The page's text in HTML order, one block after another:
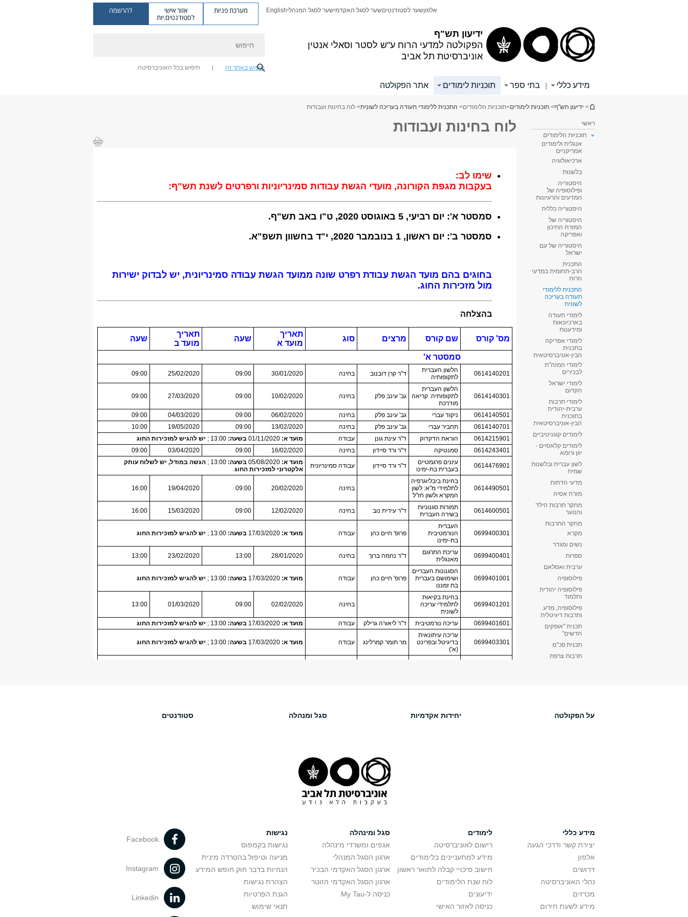
ידיעון תש"ף
הפקולטה למדעי הרוח ע"ש לסטר וסאלי אנטין
אוניברסיטת תל אביב
אלפוןשער לסטודנטיםשער לסגל האקדמישער לסגל המנהליEnglish מערכת פניות אזור אישי
לסטודנטים.יות
להרשמה
חיפוש באתר זה חיפוש בכל האוניברסיטה
מידע כללי | בתי ספר תוכניות לימודים אתר הפקולטה
הינך נמצא כאן
> ידיעון תש"ף> תוכניות לימודים>תוכניות הלימודים> התכנית ללימודי תעודה בעריכה לשונית> לוח בחינות ועבודות
ראשי
תוכניות הלימודים
אנגלית ולימודים
אמריקניים
ארכיאולוגיה
בלשנות
היסטוריה
ופילוסופיה של
המדעים והרעיונות
היסטוריה כללית
היסטוריה של
המזרח התיכון
ואפריקה
היסטוריה של עם
ישראל
התכנית
הרב-תחומית במדעי
הרוח
התכנית ללימודי
תעודה בעריכה
לשונית
לימודי תעודה
בארכיונאות
ומידענות
לימודי אפריקה
בתכנית
הבין-אוניברסיטאית
לימודי המזה"ת
לבכירים
לימודי ישראל
הקדום
לימודי תרבות
ערבית-יהודית
בתוכנית
הבין-אוניברסיטאית
לימודים קוגניטיביים
לימודים קלאסיים -
יוון ורומא
לשון עברית ובלשנות
שמית
מדעי הדתות
מזרח אסיה
מחקר תרבות הילד
והנוער
מחקר התרבות
מקרא
נשים ומגדר
ספרות
ערבית ואסלאם
פילוסופיה
פילוסופיה יהודית
ותלמוד
פילוסופיה, מדע
ותרבות דיגיטלית
תכנית "אופקים
חדשים"
תכנית פכ"מ
תרבות צרפת
לוח בחינות ועבודות
על הפקולטה יחידות אקדמיות סגל ומנהלה סטודנטים
מידע כללי
יצירת קשר ודרכי הגעה
אלפון
דרושים
נהלי האוניברסיטה
מכרזים
מידע לשעת חירום
לימודים
רישום לאוניברסיטה
מידע למתעניינים בלימודים
חישוב סיכויי קבלה לתואר ראשון
לוח שנת הלימודים
ידיעונים
כניסה לאזור האישי
סגל ומינהלה
אגפים ומשרדי מינהלה
ארגון הסגל המנהלי
ארגון הסגל האקדמי הבכיר
ארגון הסגל האקדמי הזוטר
כניסה ל-My Tau
נגישות
נגישות בקמפוס
מניעה וטיפול בהטרדה מינית
הנחיות בדבר חוק חופש המידע
הצהרת נגישות
הגנת הפרטיות
תנאי שימוש
Facebook
Instagram
Linkedin